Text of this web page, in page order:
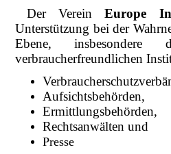
Der VereinEurope
Unterstützung bei der
Ebene,
verbraucherfreundlichen
Aufsichtsbehörden,
Ermittlungsbehörden,
Rechtsanwälten und
Presse